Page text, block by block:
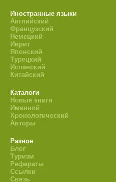
Иностранные языки
Английский
Французский
Немецкий
Иврит
Японский
Турецкий
Испанский
Китайский
Каталоги
Новые книги
Именной
Хронологический
Авторы
Разное
Блог
Туризм
Рефераты
Ссылки
Связь